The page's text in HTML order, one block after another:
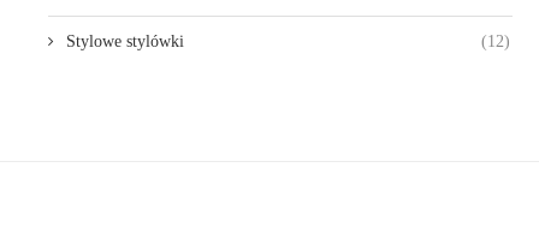
Stylowe stylówki (12)